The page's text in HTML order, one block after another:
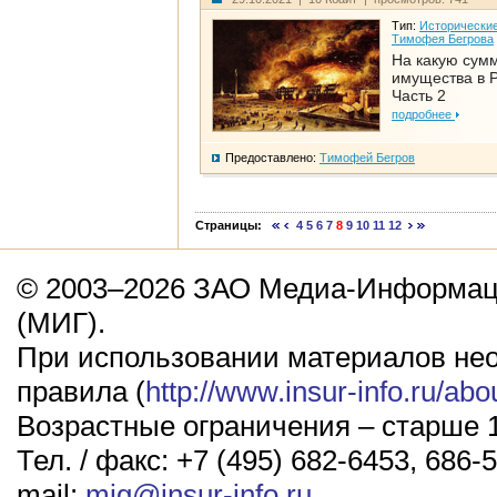
Тип:
Тимофея Бегрова
На какую
имущества в
Часть 2
подробнее
Предоставлено: Тимофей Бегров
Страницы: 4 5 6 7 8 9 10 11 12
© 2003–2026 ЗАО Медиа-
(МИГ).
При использовании материалов
правила (http://www.insur-info.ru/
Возрастные ограничения – старше
Тел. / факс: +7 (495) 682-6453, 686-